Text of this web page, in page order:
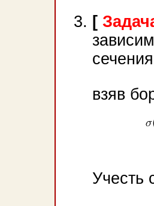
[
взяв
Учесть